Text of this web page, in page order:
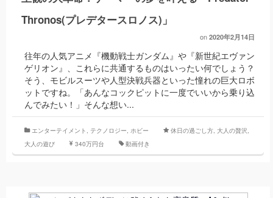
Thronos(プレデタースロノス)」
on 2020年2月14日
往年の人気アニメ『機動戦士ガンダム』や『新世紀エヴァン
ゲリオン』、これらに共通するものはいったい何でしょう？
そう、モビルスーツや人型決戦兵器といった憧れの巨大ロボ
ットですね。「あんなコックピットに一度でいいから乗り込
んでみたい！」そんな想い...
エンターテイメント , テクノロジー, ホビー 休日の過ごし方, 大人の贅沢,
大人の遊び
340万円台 動画付き